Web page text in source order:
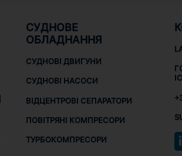
СУДНОВЕ
ОБЛАДНАННЯ
СУДНОВІ ДВИГУНИ
СУДНОВІ НАСОСИ
ВІДЦЕНТРОВІ СЕПАРАТОРИ
ПОВІТРЯНІ КОМПРЕСОРИ
ТУРБОКОМПРЕСОРИ